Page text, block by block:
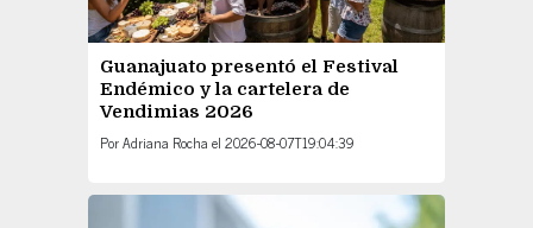
Guanajuato presentó el Festival
Endémico y la cartelera de
Vendimias 2026
PorAdriana Rocha el 2026-08-07T19:04:39